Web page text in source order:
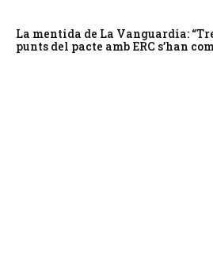
La mentida de La Vanguardia:
punts del pacte amb ERC s’han